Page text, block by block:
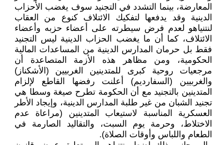
المعارضة، بينما التشدد في التجنيد سوف يغضب الأحزاب
الدينية وقد يدفعها لتفكيك الائتلاف كنوع من العقاب
لنتنياهو لعدم فرض سيطرته على أعضاء حزبه وأعضاء
الائتلاف، كما أن ما يغضب الحزاب الدينية ليس التجنيد
فقط بل حرمان المدارس الدينية من المساعدات المالية
الحكومية، ومن مظاهر هذه الأزمة المتصاعدة أن
مرجعيات روحية كبرى للمتدينين الغربيين (الأشكناز)
والغربيين (السفارديم) أعلنت رفضها القاطع لإلزام
المتدينين بالتجنيد مع أن الحكومة تطرح صيغة وسطا هي
تجنيد الشبان من غير طلبة المدارس الدينية، وإيجاد الأطر
العسكرية المناسبة لاستيعاب المتدينين (مراعاة عدم
الاختلاط، وحرمة يوم السبت، والتقاليد الصارمة في
الطعام واللباس وأوقات الصلاة).